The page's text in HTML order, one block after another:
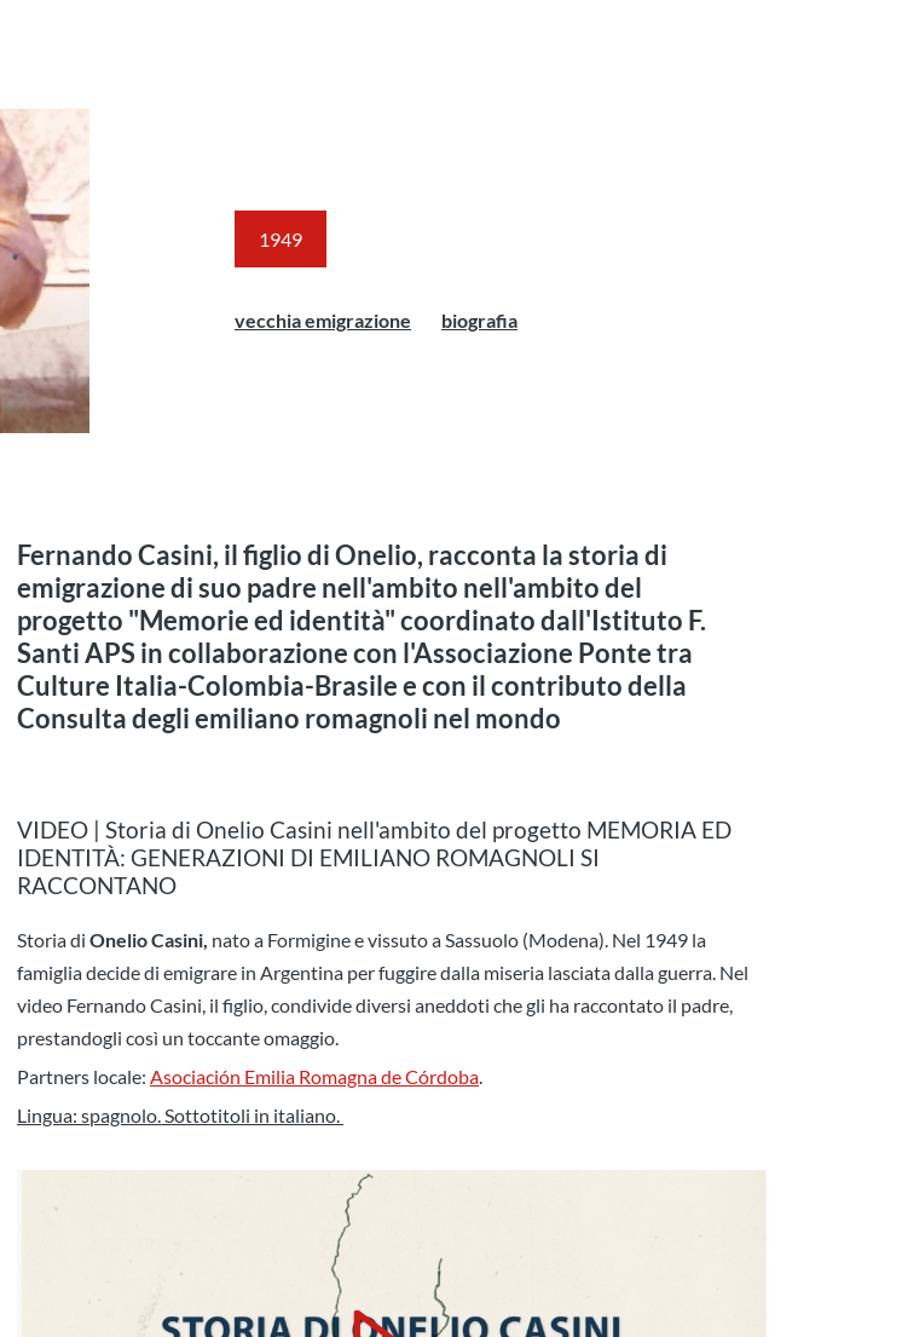
1949
vecchia emigrazione biografia
Fernando Casini, il figlio di Onelio, racconta la storia di
emigrazione di suo padre nell'ambito nell'ambito del
progetto "Memorie ed identità" coordinato dall'Istituto F.
Santi APS in collaborazione con l'Associazione Ponte tra
Culture Italia-Colombia-Brasile e con il contributo della
Consulta degli emiliano romagnoli nel mondo
VIDEO | Storia di Onelio Casini nell'ambito del progetto MEMORIA ED
IDENTITÀ: GENERAZIONI DI EMILIANO ROMAGNOLI SI
RACCONTANO
Storia di Onelio Casini, nato a Formigine e vissuto a Sassuolo (Modena). Nel 1949 la
famiglia decide di emigrare in Argentina per fuggire dalla miseria lasciata dalla guerra. Nel
video Fernando Casini, il figlio, condivide diversi aneddoti che gli ha raccontato il padre,
prestandogli così un toccante omaggio.
Partners locale: Asociación Emilia Romagna de Córdoba.
Lingua: spagnolo. Sottotitoli in italiano.